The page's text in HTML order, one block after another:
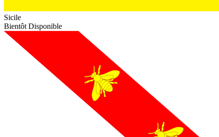
Sicile
Bientôt Disponible